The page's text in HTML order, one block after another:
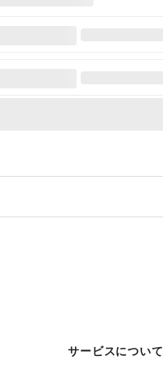
サービスについて